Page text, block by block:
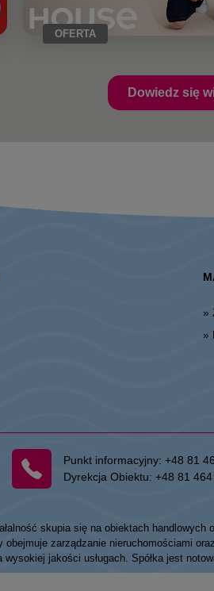
OFERTA
Dowiedz się
Punkt informacyjny:+48 81
Dyrekcja Obiektu:+48 81
skupia się na obiektach
zarządzanie nieruchomościami
jakości usługach. Spółka jest